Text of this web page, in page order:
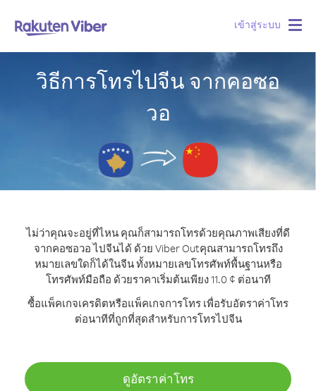
เข้าสู่ระบบ
วิธีการโทรไปจีน จากคอซอ
วอ
ไม่ว่าคุณจะอยู่ที่ไหน คุณก็สามารถโทรด้วยคุณภาพเสียงที่ดี
จากคอซอวอ ไปจีนได้ ด้วย Viber Outคุณสามารถโทรถึง
หมายเลขใดก็ได้ในจีน ทั้งหมายเลขโทรศัพท์พื้นฐานหรือ
โทรศัพท์มือถือ ด้วยราคาเริ่มต้นเพียง 11.0 ¢ ต่อนาที
ซื้อแพ็คเกจเครดิตหรือแพ็คเกจการโทร เพื่อรับอัตราค่าโทร
ต่อนาทีที่ถูกที่สุดสำหรับการโทรไปจีน
ดูอัตราค่าโทร